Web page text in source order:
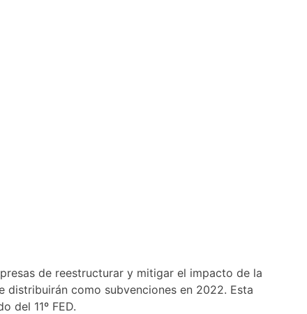
de reestructurar y mitigar el impacto de la
distribuirán como subvenciones en 2022. Esta
del 11º FED.